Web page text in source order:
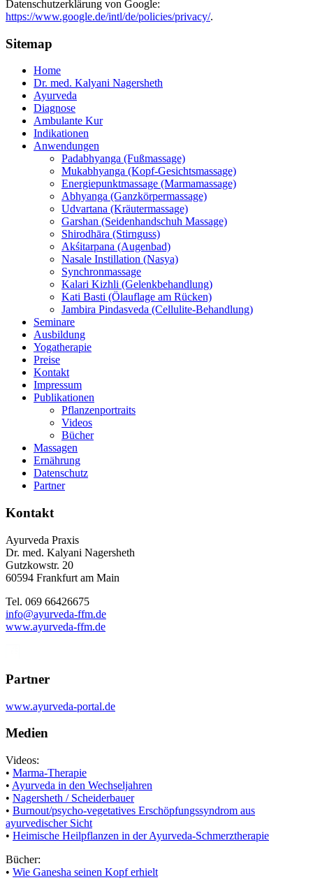
Datenschutzerklärung von Google:
https://www.google.de/intl/de/policies/privacy/.
Sitemap
Home
Dr. med. Kalyani Nagersheth
Ayurveda
Diagnose
Ambulante Kur
Indikationen
Anwendungen
Padabhyanga (Fußmassage)
Mukabhyanga (Kopf-Gesichtsmassage)
Energiepunktmassage (Marmamassage)
Abhyanga (Ganzkörpermassage)
Udvartana (Kräutermassage)
Garshan (Seidenhandschuh Massage)
Shirodhāra (Stirnguss)
Akśitarpana (Augenbad)
Nasale Instillation (Nasya)
Synchronmassage
Kalari Kizhli (Gelenkbehandlung)
Kati Basti (Ölauflage am Rücken)
Jambira Pindasveda (Cellulite-Behandlung)
Seminare
Ausbildung
Yogatherapie
Preise
Kontakt
Impressum
Publikationen
Pflanzenportraits
Videos
Bücher
Massagen
Ernährung
Datenschutz
Partner
Kontakt
Ayurveda Praxis
Dr. med. Kalyani Nagersheth
Gutzkowstr. 20
60594 Frankfurt am Main
Tel. 069 66426675
info@ayurveda-ffm.de
www.ayurveda-ffm.de
Partner
www.ayurveda-portal.de
Medien
Videos:
• Marma-Therapie
• Ayurveda in den Wechseljahren
• Nagersheth / Scheiderbauer
• Burnout/psycho-vegetatives Erschöpfungssyndrom aus
ayurvedischer Sicht
• Heimische Heilpflanzen in der Ayurveda-Schmerztherapie
Bücher:
• Wie Ganesha seinen Kopf erhielt